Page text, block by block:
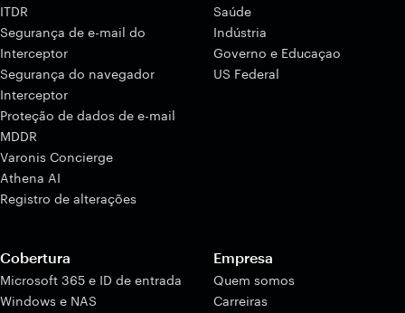
ITDR
Segurança de e-mail do
Interceptor
Segurança do navegador
Interceptor
Proteção de dados de e-mail
MDDR
Varonis Concierge
Athena AI
Registro de alterações
Saúde
Indústria
Governo e Educaçao
US Federal
Cobertura
Microsoft 365 e ID de entrada
Windows e NAS
Empresa
Quem somos
Carreiras